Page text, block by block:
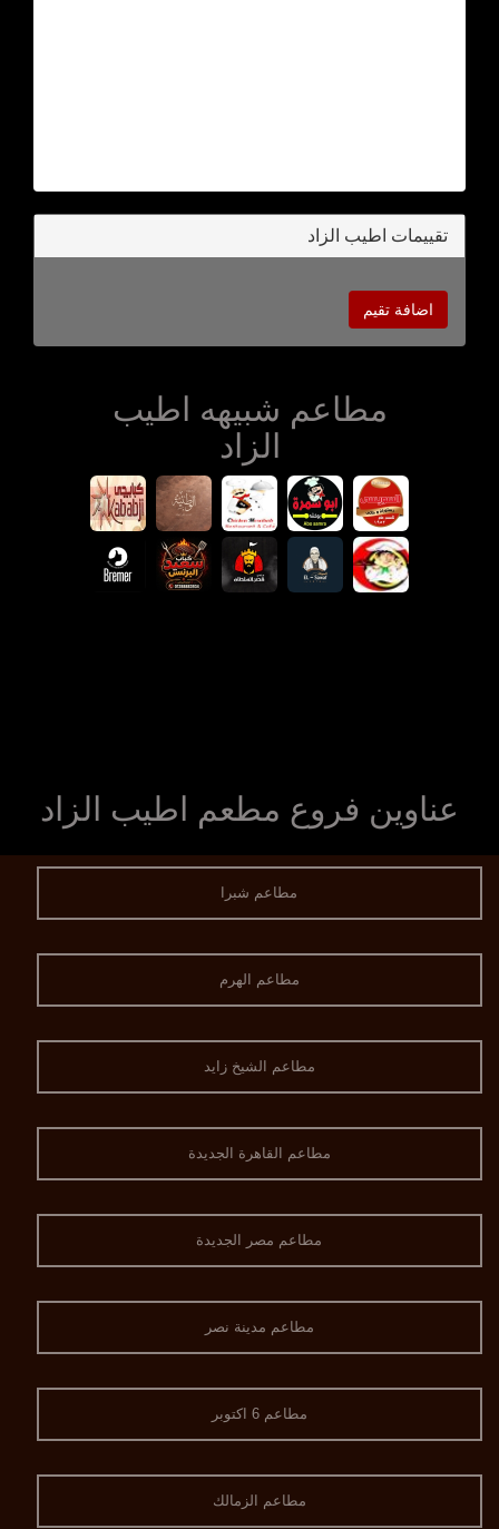
تقييمات اطيب الزاد
اضافة تقيم
مطاعم شبيهه اطيب
الزاد
عناوين فروع مطعم اطيب الزاد
مطاعم شبرا
مطاعم الهرم
مطاعم الشيخ زايد
مطاعم القاهرة الجديدة
مطاعم مصر الجديدة
مطاعم مدينة نصر
مطاعم 6 اكتوبر
مطاعم الزمالك